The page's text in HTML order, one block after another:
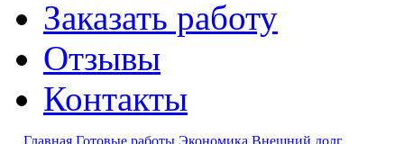
Заказать работу
Отзывы
Контакты
Главная Готовые работы Экономика Внешний долг